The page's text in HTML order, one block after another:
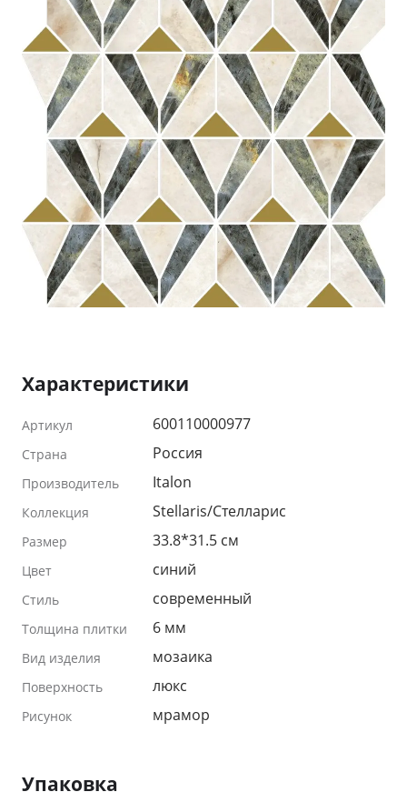
Характеристики
Артикул 600110000977
Страна Россия
Производитель Italon
Коллекция Stellaris/Стелларис
Размер 33.8*31.5 см
Цвет синий
Стиль современный
Толщина плитки 6 мм
Вид изделия мозаика
Поверхность люкс
Рисунок мрамор
Упаковка